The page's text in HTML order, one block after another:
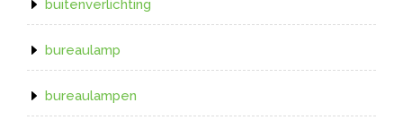
buitenverlichting
bureaulamp
bureaulampen